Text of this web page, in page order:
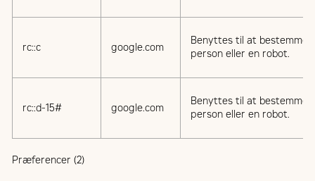
rc::c google.com
Benyttes til at bestemme,
person eller en robot.
rc::d-15# google.com
Benyttes til at bestemme,
person eller en robot.
Præferencer (2)